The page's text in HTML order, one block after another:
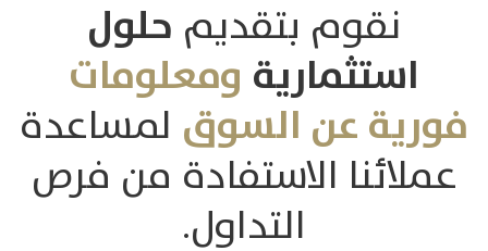
نقوم بتقديم حلول
استثمارية ومعلومات
فورية عن السوق لمساعدة
عملائنا الاستفادة من فرص
التداول.